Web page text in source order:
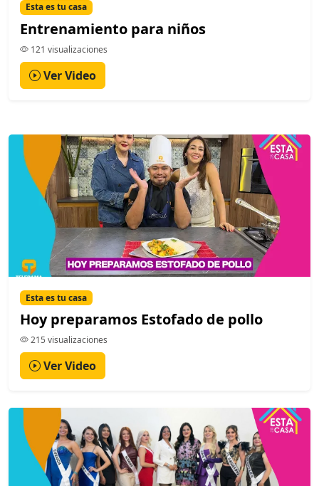
Esta es tu casa
Entrenamiento para niños
121 visualizaciones
Ver Video
Esta es tu casa
Hoy preparamos Estofado de pollo
215 visualizaciones
Ver Video